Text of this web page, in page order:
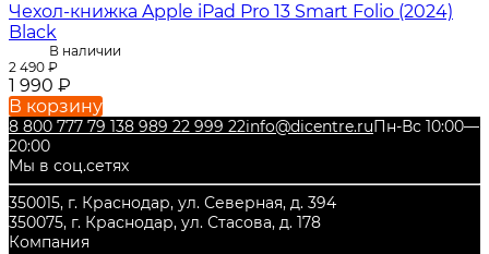
Чехол-книжка Apple iPad Pro 13 Smart Folio (2024)
Black
В наличии
2 490 ₽
1 990 ₽
В корзину
8 800 777 79 138 989 22 999 22info@dicentre.ruПн-Вс 10:00—
20:00
Мы в соц.сетях
350015, г. Краснодар, ул. Северная, д. 394
350075, г. Краснодар, ул. Стасова, д. 178
Компания